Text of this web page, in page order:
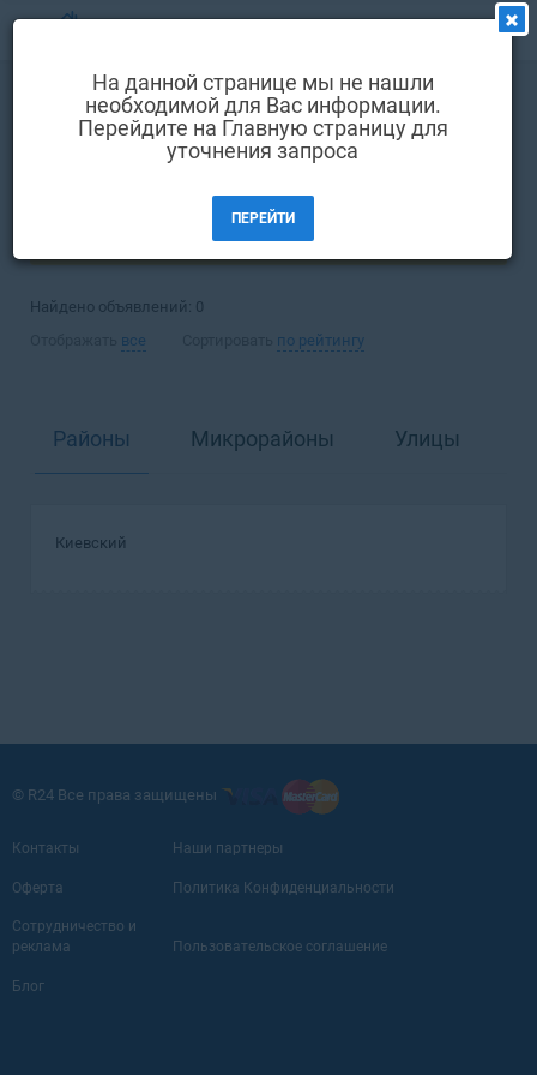
Выбрать язык
Вход и регистрация
Комментарии к объявления
Как добавить объявление
Покупка Квартира
ФИЛЬТРЫ (1)
Найдено объявлений: 0
все по рейтингу
Районы Микрорайоны Улицы
Киевский
© R24 Все права защищены
Контакты Наши партнеры
Оферта Политика Конфиденциальности
Сотрудничество и
реклама
Пользовательское соглашение
Блог
На данной странице мы не нашли
необходимой для Вас информации.
Перейдите на Главную страницу для
уточнения запроса
ПЕРЕЙТИ